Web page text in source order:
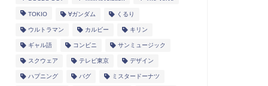
TOKIO ∀ガンダム くるり
ウルトラマン カルビー キリン
ギャル語 コンビニ サンミュージック
スクウェア テレビ東京 デザイン
ハプニング バグ ミスタードーナツ